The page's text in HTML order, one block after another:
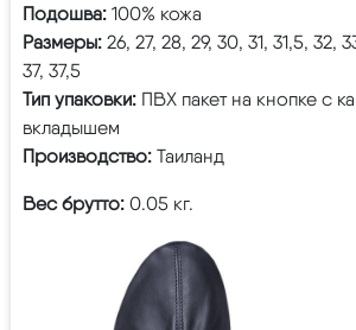
Подошва: 100% кожа
Размеры: 26, 27, 28, 29, 30, 31, 31,5, 32,
37, 37,5
Тип упаковки: ПВХ пакет на кнопке с
вкладышем
Производство: Таиланд
Вес брутто: 0.05 кг.